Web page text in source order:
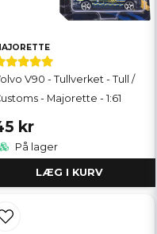
V90 - Tullverket - Tull /
- Majorette - 1:61
kr
På lager
LÆG I KURV